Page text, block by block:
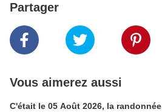
Partager
Vous aimerez aussi
C'était le 05 Août 2026, la randonnée